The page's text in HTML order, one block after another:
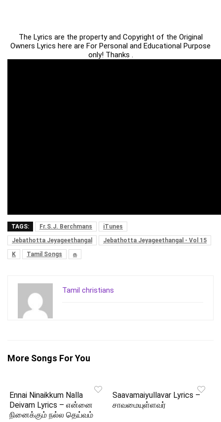
The Lyrics are the property and Copyright of the Original
Owners Lyrics here are For Personal and Educational Purpose
only! Thanks .
TAGS: Fr.S.J. Berchmans
iTunes
Jebathotta Jeyageethangal
Jebathotta Jeyageethangal - Vol 15
K
Tamil Songs க
Tamil christians
More Songs For You
Ennai Ninaikkum Nalla
Deivam Lyrics – என்னை
நினைக்கும் நல்ல தெய்வம்
Saavamaiyullavar Lyrics –
சாவமையுள்ளவர்